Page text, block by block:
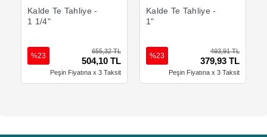
Kalde Te Tahliye -
1 1/4"
655,32 TL
504,10 TL
%23
Peşin Fiyatına x 3 Taksit
Kalde Te Tahliye -
1"
493,91 TL
379,93 TL
%23
Peşin Fiyatına x 3 Taksit